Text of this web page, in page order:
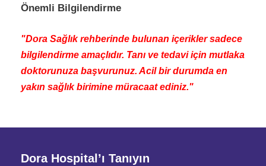
Önemli Bilgilendirme
"Dora Sağlık rehberinde bulunan içerikler sadece
bilgilendirme amaçlıdır. Tanı ve tedavi için mutlaka
doktorunuza başvurunuz. Acil bir durumda en
yakın sağlık birimine müracaat ediniz."
Dora Hospital’ı Tanıyın